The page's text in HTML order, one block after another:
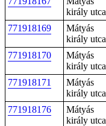
király utca
771918169
Mátyás
király utca
771918170
Mátyás
király utca
771918171
Mátyás
király utca
771918176
Mátyás
király utca